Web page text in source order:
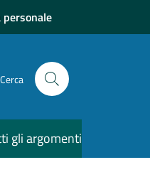
personale
Cerca
gli argomenti